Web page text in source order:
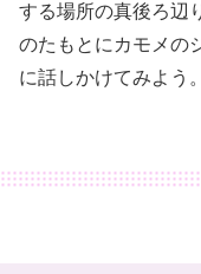
する場所の真後ろ辺
のたもとにカモメの
に話しかけてみよう。